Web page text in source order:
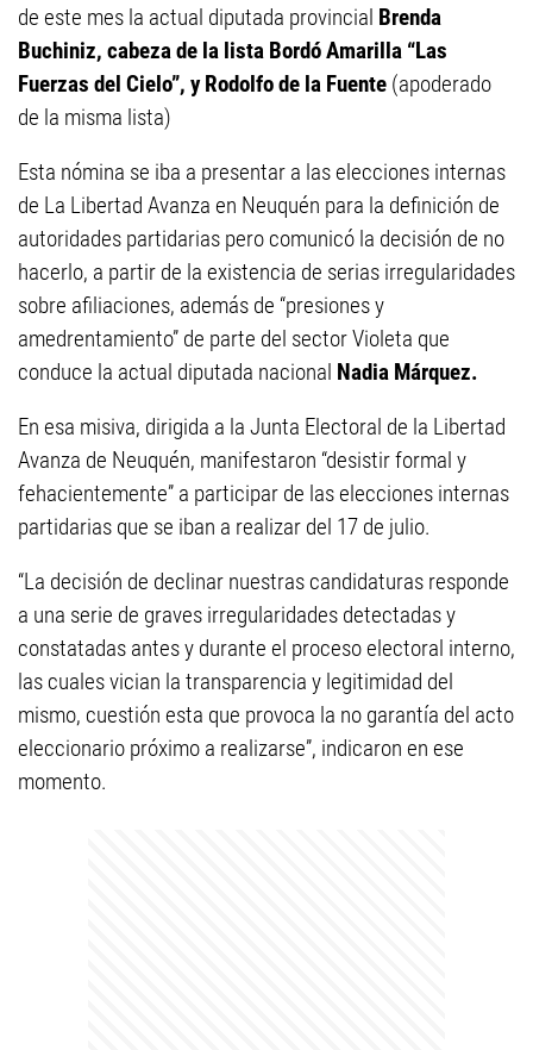
de este mes la actual diputada provincial Brenda
Buchiniz, cabeza de la lista Bordó Amarilla “Las
Fuerzas del Cielo”, y Rodolfo de la Fuente (apoderado
de la misma lista)
Esta nómina se iba a presentar a las elecciones internas
de La Libertad Avanza en Neuquén para la definición de
autoridades partidarias pero comunicó la decisión de no
hacerlo, a partir de la existencia de serias irregularidades
sobre afiliaciones, además de “presiones y
amedrentamiento” de parte del sector Violeta que
conduce la actual diputada nacional Nadia Márquez.
En esa misiva, dirigida a la Junta Electoral de la Libertad
Avanza de Neuquén, manifestaron “desistir formal y
fehacientemente” a participar de las elecciones internas
partidarias que se iban a realizar del 17 de julio.
“La decisión de declinar nuestras candidaturas responde
a una serie de graves irregularidades detectadas y
constatadas antes y durante el proceso electoral interno,
las cuales vician la transparencia y legitimidad del
mismo, cuestión esta que provoca la no garantía del acto
eleccionario próximo a realizarse”, indicaron en ese
momento.